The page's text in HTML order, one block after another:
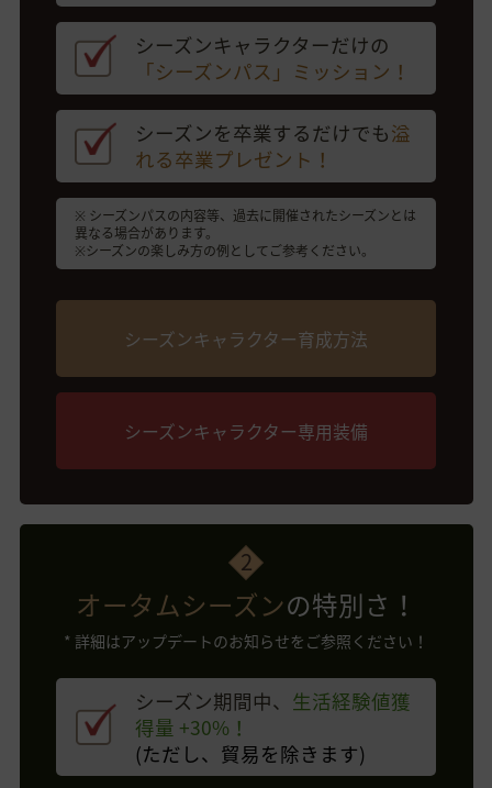
シーズンキャラクターだけの
「シーズンパス」ミッション！
シーズンを卒業するだけでも溢
れる卒業プレゼント！
※ シーズンパスの内容等、過去に開催されたシーズンとは
異なる場合があります。
※シーズンの楽しみ方の例としてご参考ください。
シーズンキャラクター育成方法
シーズンキャラクター専用装備
2
オータムシーズンの特別さ！
* 詳細はアップデートのお知らせをご参照ください！
シーズン期間中、 生活経験値獲
得量 +30%！
(ただし、貿易を除きます)